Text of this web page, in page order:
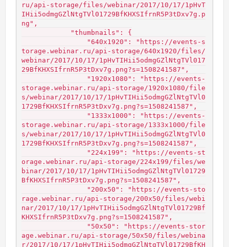
ru/api-storage/files/webinar/2017/10/17/1pHvT
IHii5odmgGZlNtgTVl01729BfKHXSIfrnR5P3tDxv7g.p
ng",
"thumbnails": {
"640x1920": "https://events-s
torage.webinar.ru/api-storage/640x1920/files/
webinar/2017/10/17/1pHvTIHii5odmgGZlNtgTVl017
29BfKHXSIfrnR5P3tDxv7g.png?s=1508241587",
"1920x1080": "https://events-
storage.webinar.ru/api-storage/1920x1080/file
s/webinar/2017/10/17/1pHvTIHii5odmgGZlNtgTVl0
1729BfKHXSIfrnR5P3tDxv7g.png?s=1508241587",
"1333x1000": "https://events-
storage.webinar.ru/api-storage/1333x1000/file
s/webinar/2017/10/17/1pHvTIHii5odmgGZlNtgTVl0
1729BfKHXSIfrnR5P3tDxv7g.png?s=1508241587",
"224x199": "https://events-st
orage.webinar.ru/api-storage/224x199/files/we
binar/2017/10/17/1pHvTIHii5odmgGZlNtgTVl01729
BfKHXSIfrnR5P3tDxv7g.png?s=1508241587",
"200x50": "https://events-sto
rage.webinar.ru/api-storage/200x50/files/webi
nar/2017/10/17/1pHvTIHii5odmgGZlNtgTVl01729Bf
KHXSIfrnR5P3tDxv7g.png?s=1508241587",
"50x50": "https://events-stor
age.webinar.ru/api-storage/50x50/files/webina
r/2017/10/17/1pHvTIHii5odmgGZlNtgTVl01729BfKH